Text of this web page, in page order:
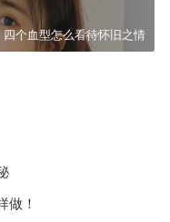
四个血型怎么看待怀旧之情
做！